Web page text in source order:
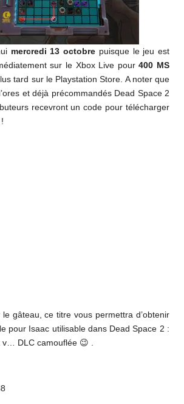
mercredi 13 octobre puisque le jeu est
sur le Xbox Live pour400 MS
tard sur le Playstation Store. A noter que
et déjà précommandés Dead Space 2
recevront un code pour télécharger
gâteau, ce titre vous permettra d’obtenir
pour Isaac utilisable dans Dead Space 2 :
v… DLC camouflée 😉 .